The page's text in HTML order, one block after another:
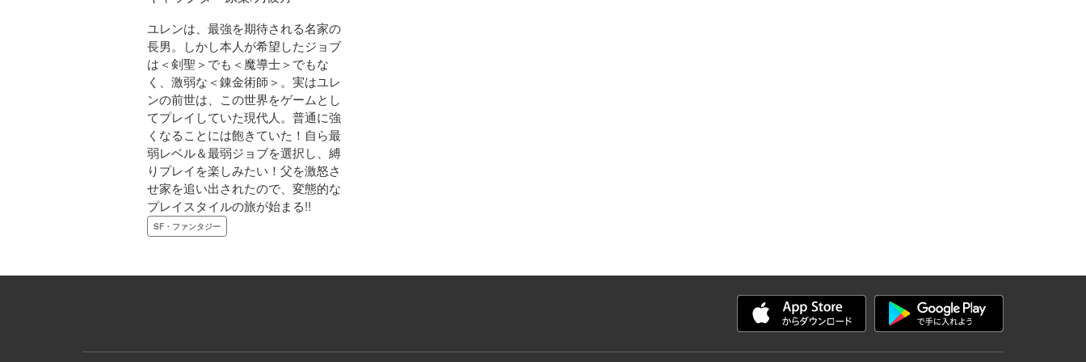
ユレンは、最強を期待される名家の
長男。しかし本人が希望したジョブ
は＜剣聖＞でも＜魔導士＞でもな
く、激弱な＜錬金術師＞。実はユレ
ンの前世は、この世界をゲームとし
てプレイしていた現代人。普通に強
くなることには飽きていた！自ら最
弱レベル＆最弱ジョブを選択し、縛
りプレイを楽しみたい！父を激怒さ
せ家を追い出されたので、変態的な
プレイスタイルの旅が始まる!!
SF・ファンタジー